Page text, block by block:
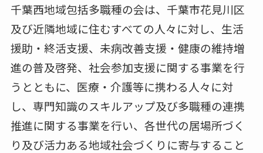
千葉西地域包括多職種の会は、千葉市花見川区
及び近隣地域に住むすべての人々に対し、生活
援助・終活支援、未病改善支援・健康の維持増
進の普及啓発、社会参加支援に関する事業を行
うとともに、医療・介護等に携わる人々に対
し、専門知識のスキルアップ及び多職種の連携
推進に関する事業を行い、各世代の居場所づく
り及び活力ある地域社会づくりに寄与すること